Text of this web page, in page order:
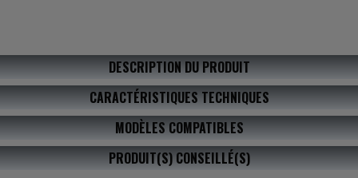
DESCRIPTION DU PRODUIT
CARACTÉRISTIQUES TECHNIQUES
MODÈLES COMPATIBLES
PRODUIT(S) CONSEILLÉ(S)